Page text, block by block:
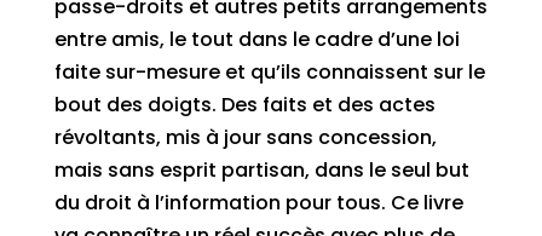
passe-droits et autres petits arrangements
entre amis, le tout dans le cadre d’une loi
faite sur-mesure et qu’ils connaissent sur le
bout des doigts. Des faits et des actes
révoltants, mis à jour sans concession,
mais sans esprit partisan, dans le seul but
du droit à l’information pour tous. Ce livre